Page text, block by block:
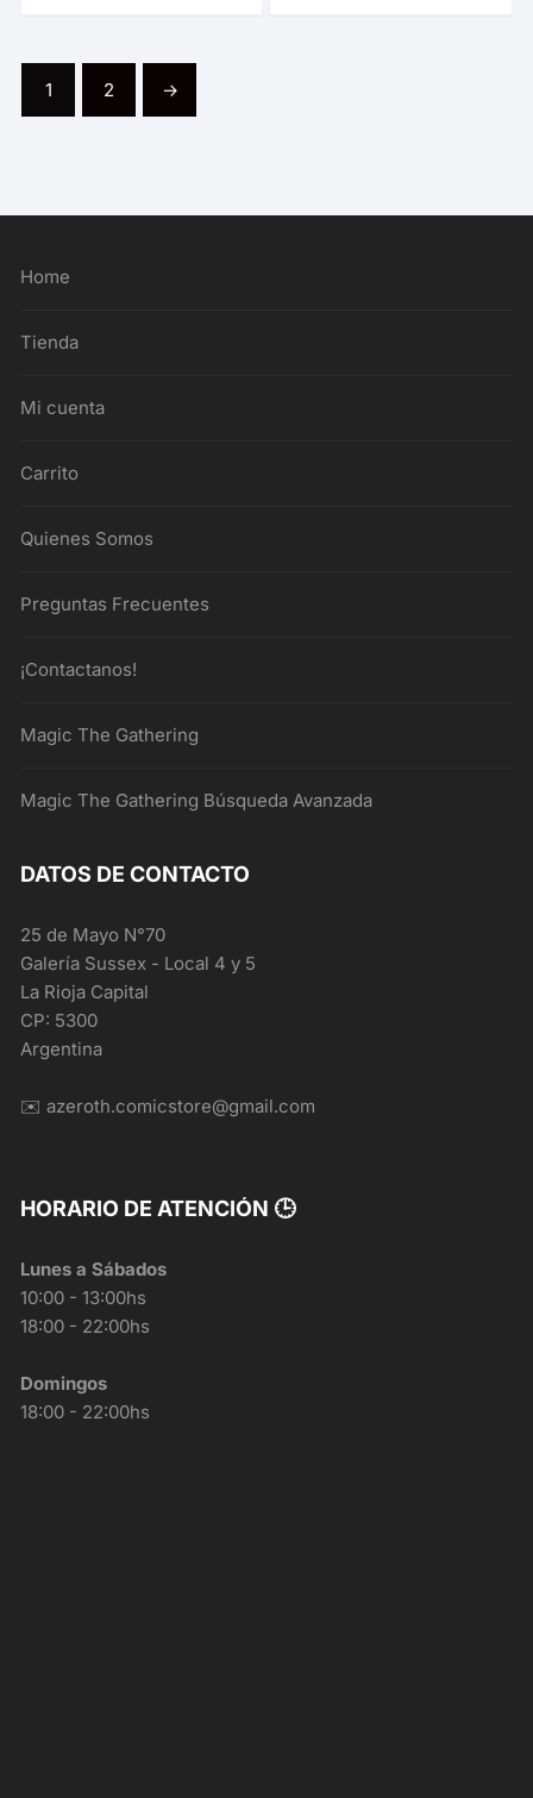
1 2 →
Home
Tienda
Mi cuenta
Carrito
Quienes Somos
Preguntas Frecuentes
¡Contactanos!
Magic The Gathering
Magic The Gathering Búsqueda Avanzada
DATOS DE CONTACTO
25 de Mayo N°70
Galería Sussex - Local 4 y 5
La Rioja Capital
CP: 5300
Argentina
✉️ azeroth.comicstore@gmail.com
HORARIO DE ATENCIÓN 🕒
Lunes a Sábados
10:00 - 13:00hs
18:00 - 22:00hs
Domingos
18:00 - 22:00hs